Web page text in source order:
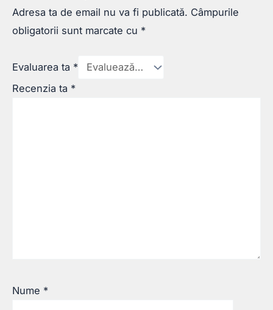
Adresa ta de email nu va fi publicată. Câmpurile
obligatorii sunt marcate cu *
Evaluarea ta *
Recenzia ta *
Nume *